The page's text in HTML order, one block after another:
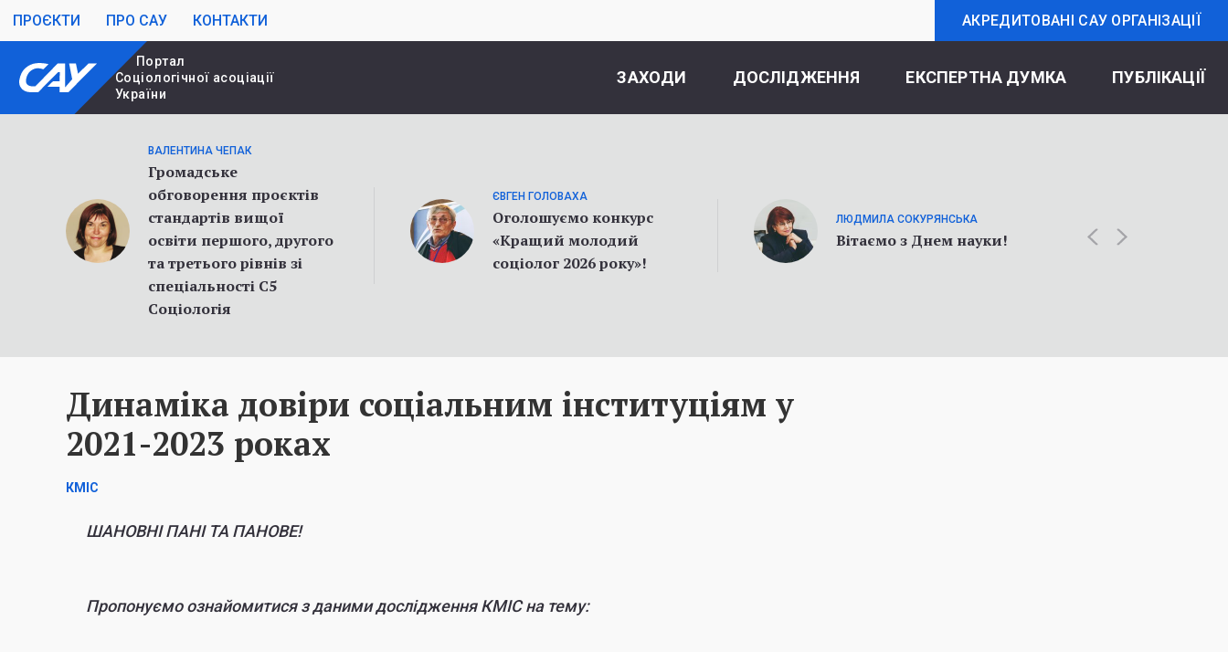
ПРОЄКТИ ПРО САУ КОНТАКТИ АКРЕДИТОВАНІ САУ ОРГАНІЗАЦІЇ
Портал
Cоціологічної асоціації
України
ЗАХОДИ ДОСЛІДЖЕННЯ ЕКСПЕРТНА ДУМКА ПУБЛІКАЦІЇ
ВАЛЕНТИНА ЧЕПАК
Громадське
обговорення проєктів
стандартів вищої
освіти першого, другого
та третього рівнів зі
спеціальності С5
Соціологія
ЄВГЕН ГОЛОВАХА
Оголошуємо конкурс
«Кращий молодий
соціолог 2026 року»!
ЛЮДМИЛА СОКУРЯНСЬКА
Вітаємо з Днем науки!
Динаміка довіри соціальним інституціям у
2021-2023 роках
КМІС
ШАНОВНІ ПАНІ ТА ПАНОВЕ!
Пропонуємо ознайомитися з даними дослідження КМІС на тему: